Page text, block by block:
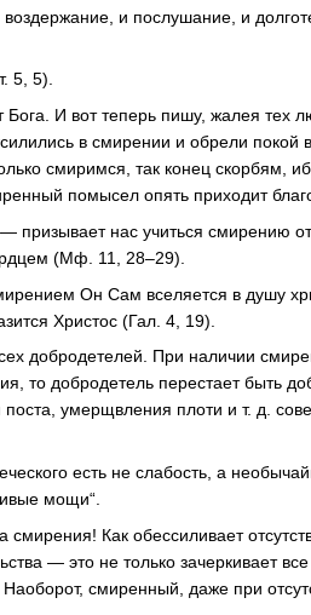
и послушание, и
5, 5).
И вот теперь пишу, жалея тех
в смирении и обрели покой в
смиримся, так конец скорбям,
помысел опять приходит
призывает нас учиться смирению
(Мф. 11, 28–29).
Он Сам вселяется в душу
Христос (Гал. 4, 19).
добродетелей. При наличии
то добродетель перестает быть
поста, умерщвления плоти и т. д.
есть не слабость, а
мощи“.
Как обессиливает
— это не только зачеркивает все
смиренный, даже при